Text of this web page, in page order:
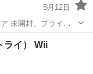
5月12日
ズ
いします。
ライ） Wii